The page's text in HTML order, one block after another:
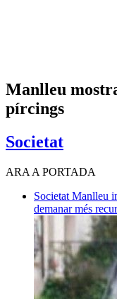
Manlleu
pírcings
Societat
ARA A PORTADA
Societat Manlleu
demanar més